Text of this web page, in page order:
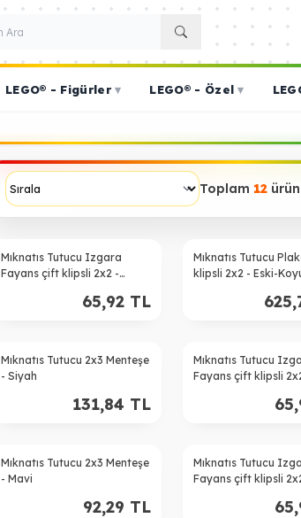
LEGO® - Figürler ▾ LEGO® - Özel ▾
Toplam 12
Mıknatıs Tutucu Izgara
Fayans çift klipsli 2x2 -
65,92 TL
Mıknatıs Tutucu
klipsli 2x2 - Eski-
Mıknatıs Tutucu 2x3 Menteşe
- Siyah
131,84 TL
Mıknatıs Tutucu
Fayans çift klipsli
Mıknatıs Tutucu 2x3 Menteşe
- Mavi
92,29 TL
Mıknatıs Tutucu
Fayans çift klipsli